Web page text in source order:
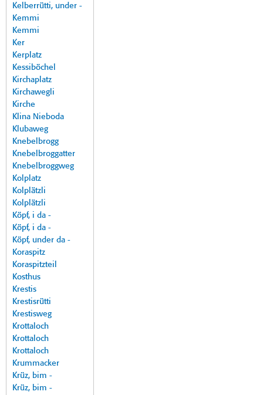
Kelberrütti, under -
Kemmi
Kemmi
Ker
Kerplatz
Kessiböchel
Kirchaplatz
Kirchawegli
Kirche
Klina Nieboda
Klubaweg
Knebelbrogg
Knebelbroggatter
Knebelbroggweg
Kolplatz
Kolplätzli
Kolplätzli
Köpf, i da -
Köpf, i da -
Köpf, under da -
Koraspitz
Koraspitzteil
Kosthus
Krestis
Krestisrütti
Krestisweg
Krottaloch
Krottaloch
Krottaloch
Krummacker
Krüz, bim -
Krüz, bim -